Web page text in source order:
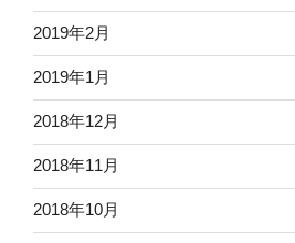
2019年2月
2019年1月
2018年12月
2018年11月
2018年10月